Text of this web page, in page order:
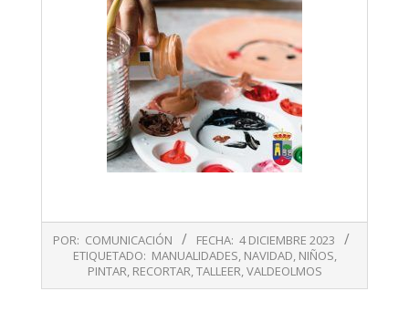
12-
POR: COMUNICACIÓN FECHA: 4 DICIEMBRE 2023
ETIQUETADO: MANUALIDADES, NAVIDAD, NIÑOS,
PINTAR, RECORTAR,TALLEER,VALDEOLMOS